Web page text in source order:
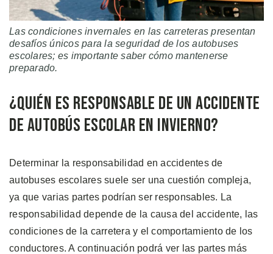
Las condiciones invernales en las carreteras presentan
desafíos únicos para la seguridad de los autobuses
escolares; es importante saber cómo mantenerse
preparado.
¿Quién es Responsable de un Accidente
de Autobús Escolar en Invierno?
Determinar la responsabilidad en accidentes de
autobuses escolares suele ser una cuestión compleja,
ya que varias partes podrían ser responsables. La
responsabilidad depende de la causa del accidente, las
condiciones de la carretera y el comportamiento de los
conductores. A continuación podrá ver las partes más